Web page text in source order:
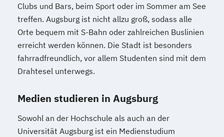
Clubs und Bars, beim Sport oder im Sommer am See
treffen. Augsburg ist nicht allzu groß, sodass alle
Orte bequem mit S-Bahn oder zahlreichen Buslinien
erreicht werden können. Die Stadt ist besonders
fahrradfreundlich, vor allem Studenten sind mit dem
Drahtesel unterwegs.
Medien studieren in Augsburg
Sowohl an der Hochschule als auch an der
Universität Augsburg ist ein Medienstudium